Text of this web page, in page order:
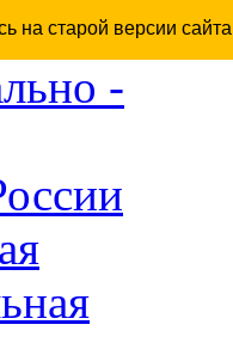
на старой версии
-